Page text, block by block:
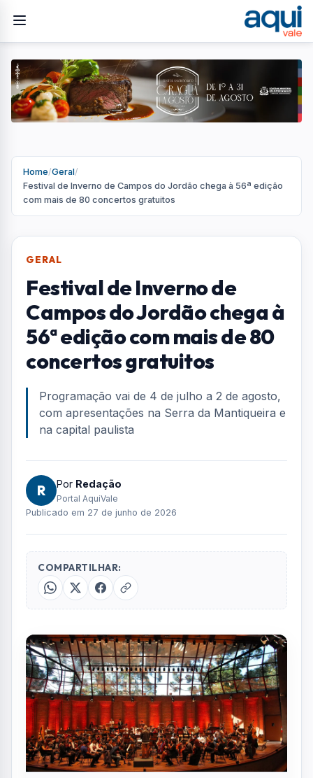
Home/ Geral/
Festival de Inverno de Campos do Jordão chega à 56ª edição
com mais de 80 concertos gratuitos
GERAL
Festival de Inverno de
Campos do Jordão chega à
56ª edição com mais de 80
concertos gratuitos
com apresentações na Serra da Mantiqueira e
na capital paulista
R Por Redação
Portal AquiVale
Publicado em 27 de junho de 2026